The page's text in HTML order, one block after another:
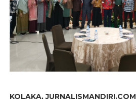
KOLAKA, JURNALISMANDIRI.COM